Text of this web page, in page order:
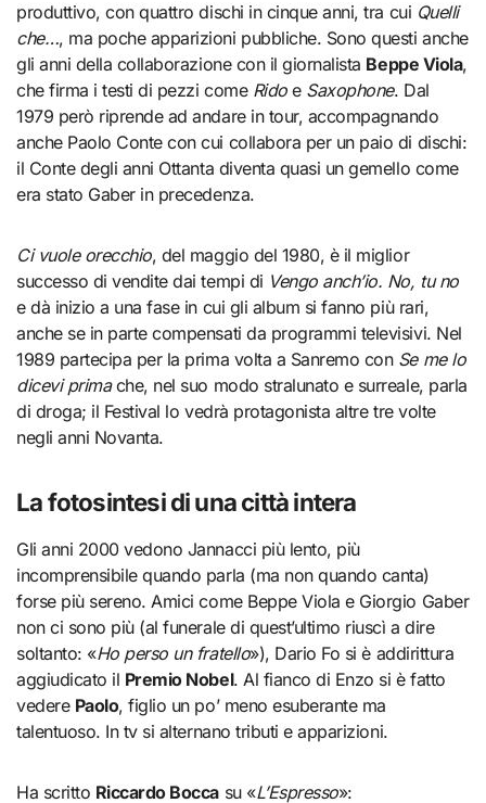
produttivo, con quattro dischi in cinque anni, tra cui Quelli
che…, ma poche apparizioni pubbliche. Sono questi anche
gli anni della collaborazione con il giornalista Beppe Viola,
che firma i testi di pezzi come Ridoe Saxophone. Dal
1979 però riprende ad andare in tour, accompagnando
anche Paolo Conte con cui collabora per un paio di dischi:
il Conte degli anni Ottanta diventa quasi un gemello come
era stato Gaber in precedenza.
Ci vuole orecchio, del maggio del 1980, è il miglior
successo di vendite dai tempi di Vengo anch’io. No, tu no
e dà inizio a una fase in cui gli album si fanno più rari,
anche se in parte compensati da programmi televisivi. Nel
1989 partecipa per la prima volta a Sanremo con Se me lo
dicevi primache, nel suo modo stralunato e surreale, parla
di droga; il Festival lo vedrà protagonista altre tre volte
negli anni Novanta.
La fotosintesi di una città intera
Gli anni 2000 vedono Jannacci più lento, più
incomprensibile quando parla (ma non quando canta)
forse più sereno. Amici come Beppe Viola e Giorgio Gaber
non ci sono più (al funerale di quest’ultimo riuscì a dire
soltanto: «Ho perso un fratello»), Dario Fo si è addirittura
aggiudicato il Premio Nobel. Al fianco di Enzo si è fatto
vedere Paolo, figlio un po’ meno esuberante ma
talentuoso. In tv si alternano tributi e apparizioni.
Ha scritto Riccardo Bocca su «L’Espresso»: